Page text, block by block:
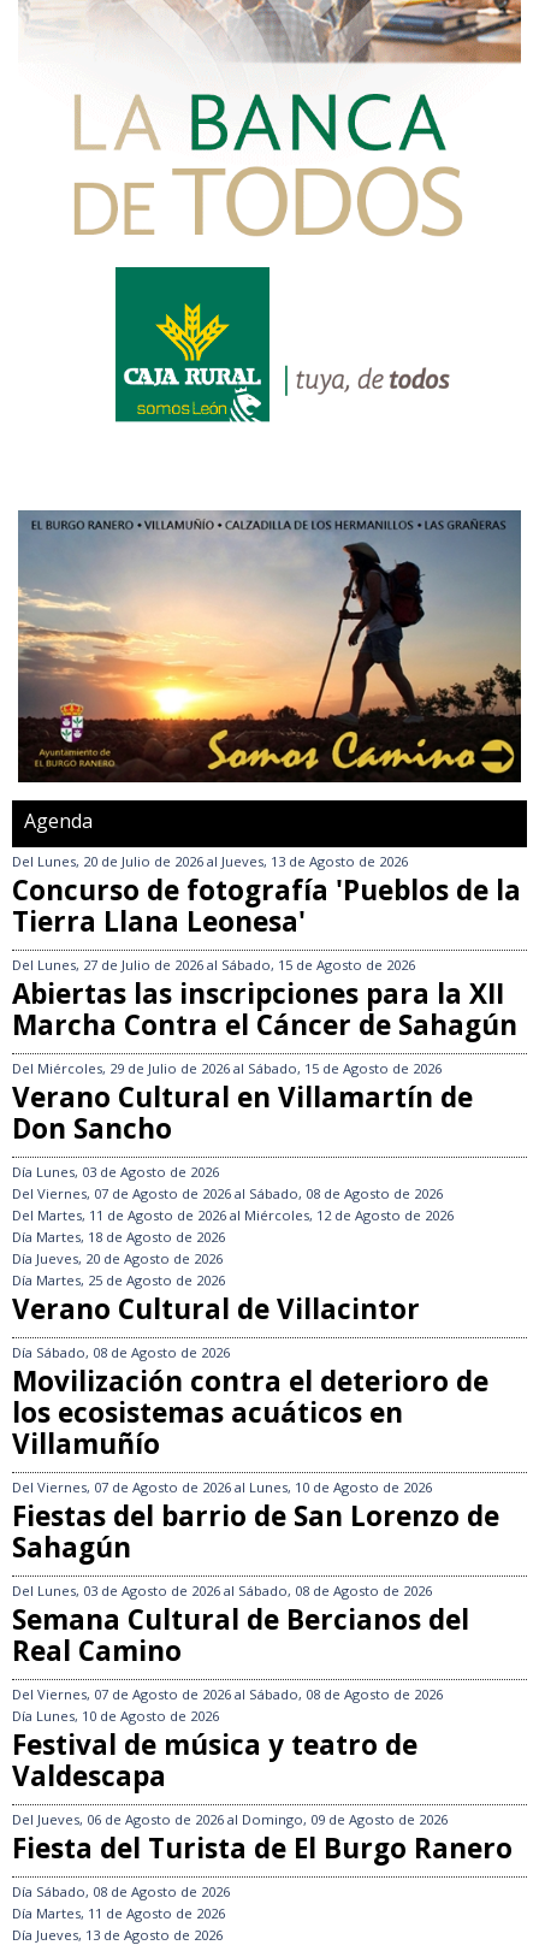
Agenda
Del Lunes, 20 de Julio de 2026 al Jueves, 13 de Agosto de 2026
Concurso de fotografía 'Pueblos de la
Tierra Llana Leonesa'
Del Lunes, 27 de Julio de 2026 al Sábado, 15 de Agosto de 2026
Abiertas las inscripciones para la XII
Marcha Contra el Cáncer de Sahagún
Del Miércoles, 29 de Julio de 2026 al Sábado, 15 de Agosto de 2026
Verano Cultural en Villamartín de
Don Sancho
Día Lunes, 03 de Agosto de 2026
Del Viernes, 07 de Agosto de 2026 al Sábado, 08 de Agosto de 2026
Del Martes, 11 de Agosto de 2026 al Miércoles, 12 de Agosto de 2026
Día Martes, 18 de Agosto de 2026
Día Jueves, 20 de Agosto de 2026
Día Martes, 25 de Agosto de 2026
Verano Cultural de Villacintor
Día Sábado, 08 de Agosto de 2026
Movilización contra el deterioro de
los ecosistemas acuáticos en
Villamuñío
Del Viernes, 07 de Agosto de 2026 al Lunes, 10 de Agosto de 2026
Fiestas del barrio de San Lorenzo de
Sahagún
Del Lunes, 03 de Agosto de 2026 al Sábado, 08 de Agosto de 2026
Semana Cultural de Bercianos del
Real Camino
Del Viernes, 07 de Agosto de 2026 al Sábado, 08 de Agosto de 2026
Día Lunes, 10 de Agosto de 2026
Festival de música y teatro de
Valdescapa
Del Jueves, 06 de Agosto de 2026 al Domingo, 09 de Agosto de 2026
Fiesta del Turista de El Burgo Ranero
Día Sábado, 08 de Agosto de 2026
Día Martes, 11 de Agosto de 2026
Día Jueves, 13 de Agosto de 2026